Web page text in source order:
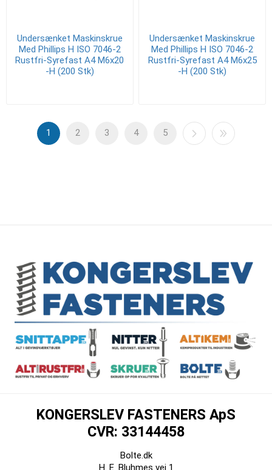
Undersænket Maskinskrue
Med Phillips H ISO 7046-2
Rustfri-Syrefast A4 M6x20
-H (200 Stk)
Undersænket Maskinskrue
Med Phillips H ISO 7046-2
Rustfri-Syrefast A4 M6x25
-H (200 Stk)
1 2 3 4 5
KONGERSLEV FASTENERS ApS
CVR: 33144458
Bolte.dk
H. E. Bluhmes vej 1